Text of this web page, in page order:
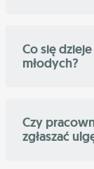
Co się
młodych?
Czy
zgłaszać